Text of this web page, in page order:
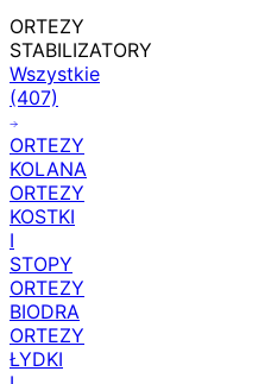
ORTEZY
STABILIZATORY
Wszystkie
(407)
ORTEZY
KOLANA
ORTEZY
KOSTKI
I
STOPY
ORTEZY
BIODRA
ORTEZY
ŁYDKI